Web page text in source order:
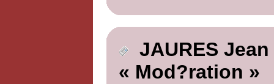
JAURES Jean
« Mod?ration »